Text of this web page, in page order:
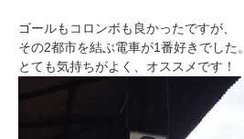
ゴールもコロンボも良かったですが、
その2都市を結ぶ電車が1番好きでした。
とても気持ちがよく、オススメです！